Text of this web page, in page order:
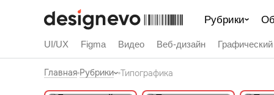
Рубрики
UI/UX Figma Видео Веб-дизайн
Главная Рубрики Типографика